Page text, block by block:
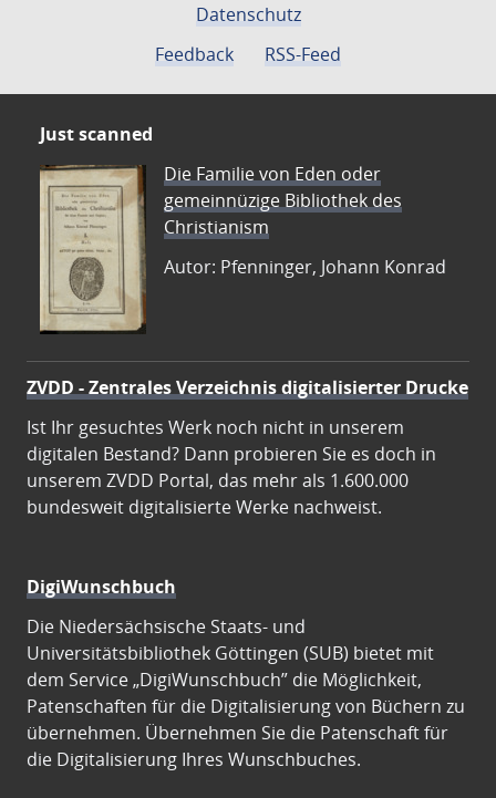
Datenschutz
Feedback
RSS-Feed
Just scanned
Die Familie von Eden oder
gemeinnüzige Bibliothek des
Christianism
Autor: Pfenninger, Johann Konrad
ZVDD - Zentrales Verzeichnis digitalisierter Drucke
Ist Ihr gesuchtes Werk noch nicht in unserem
digitalen Bestand? Dann probieren Sie es doch in
unserem ZVDD Portal, das mehr als 1.600.000
bundesweit digitalisierte Werke nachweist.
DigiWunschbuch
Die Niedersächsische Staats- und
Universitätsbibliothek Göttingen (SUB) bietet mit
dem Service „DigiWunschbuch” die Möglichkeit,
Patenschaften für die Digitalisierung von Büchern zu
übernehmen. Übernehmen Sie die Patenschaft für
die Digitalisierung Ihres Wunschbuches.